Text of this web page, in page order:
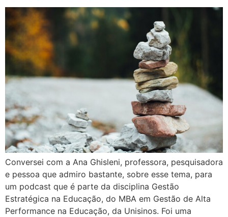
Conversei com a Ana Ghisleni, professora, pesquisadora
e pessoa que admiro bastante, sobre esse tema, para
um podcast que é parte da disciplina Gestão
Estratégica na Educação, do MBA em Gestão de Alta
Performance na Educação, da Unisinos. Foi uma